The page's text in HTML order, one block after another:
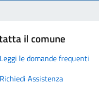
il comune
Leggi le domande frequenti
Richiedi Assistenza